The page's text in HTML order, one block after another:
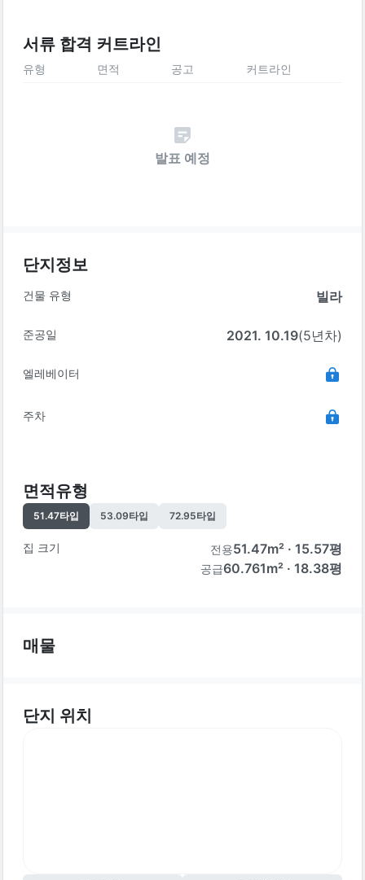
서류 합격 커트라인
유형 면적 공고 커트라인
발표 예정
단지정보
건물 유형 빌라
준공일 2021. 10.19(5년차)
엘레베이터
주차
면적유형
51.47타입 53.09타입 72.95타입
집 크기 전용51.47m² · 15.57평
공급60.761m² · 18.38평
매물
단지 위치